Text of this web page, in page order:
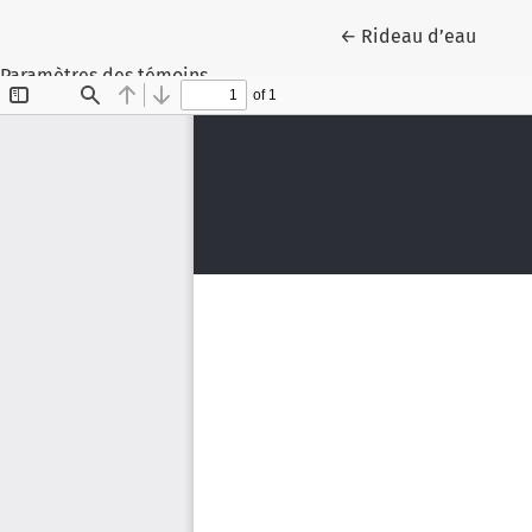
← Retourner aux
Rideau d’eau
Paramètres des témoins